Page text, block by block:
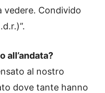
vedere. Condivido
all’andata?
al nostro
dove tante hanno